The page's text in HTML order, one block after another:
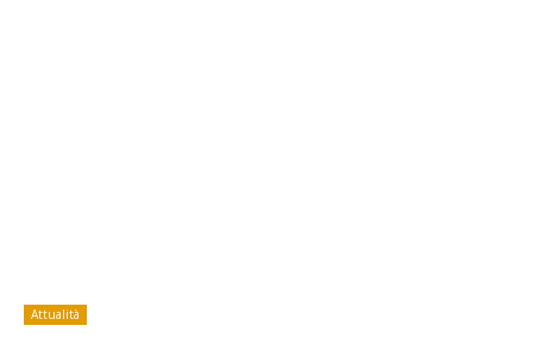
Attualità